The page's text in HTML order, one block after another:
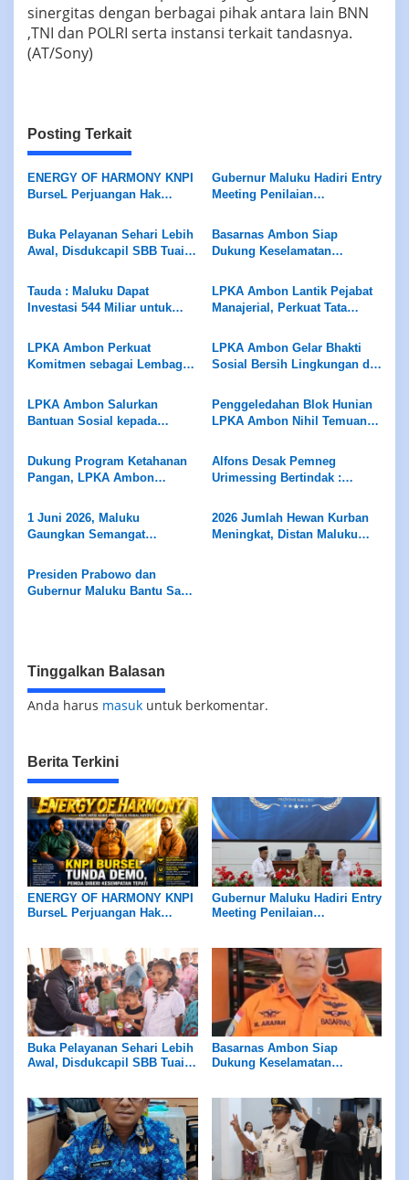
sinergitas dengan berbagai pihak antara lain BNN
,TNI dan POLRI serta instansi terkait tandasnya.
(AT/Sony)
Posting Terkait
ENERGY OF HARMONY KNPI
BurseL Perjuangan Hak
Gubernur Maluku Hadiri Entry
Meeting Penilaian
RI
Buka Pelayanan Sehari Lebih
Awal, Disdukcapil SBB Tuai
Maluku
Basarnas Ambon Siap
Dukung Keselamatan
Diminta Perhatikan Fasilitas
Penunjang
Tauda : Maluku Dapat
Investasi 544 Miliar untuk
LPKA Ambon Lantik Pejabat
Manajerial, Perkuat Tata
LPKA Ambon Perkuat
Komitmen sebagai Lembaga
Pengukuran Standar LPKRA
LPKA Ambon Gelar Bhakti
Sosial Bersih Lingkungan di
LPKA Ambon Salurkan
Bantuan Sosial kepada
Penggeledahan Blok Hunian
LPKA Ambon Nihil Temuan
Dukung Program Ketahanan
Pangan, LPKA Ambon
Sayur
Alfons Desak Pemneg
Urimessing Bertindak :
Petuanan Yang Belum Jelas
1 Juni 2026, Maluku
Gaungkan Semangat
2026 Jumlah Hewan Kurban
Meningkat, Distan Maluku
Presiden Prabowo dan
Gubernur Maluku Bantu Sapi
Tinggalkan Balasan
Anda harus masuk untuk berkomentar.
Berita Terkini
ENERGY OF HARMONY KNPI
BurseL Perjuangan Hak
Gubernur Maluku Hadiri Entry
Meeting Penilaian
Buka Pelayanan Sehari Lebih
Awal, Disdukcapil SBB Tuai
Basarnas Ambon Siap
Dukung Keselamatan
Penunjang